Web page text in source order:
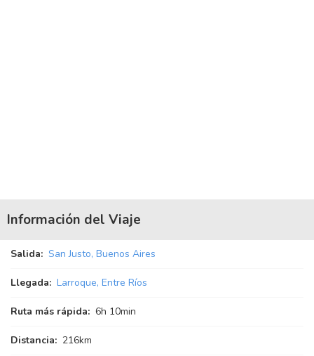
Información del Viaje
Salida: San Justo, Buenos Aires
Llegada: Larroque, Entre Ríos
Ruta más rápida: 6h 10min
Distancia: 216km